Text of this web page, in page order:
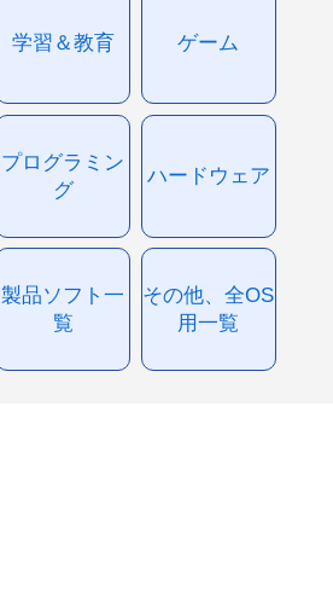
学習＆教育 ゲーム
プログラミン
グ
ハードウェア
製品ソフト一
覧
その他、全OS
用一覧